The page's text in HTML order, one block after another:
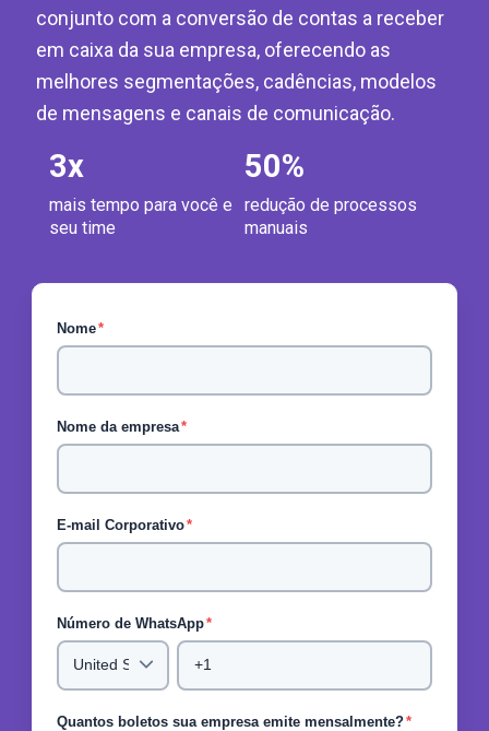
conjunto com a conversão de contas a receber
em caixa da sua empresa, oferecendo as
melhores segmentações, cadências, modelos
de mensagens e canais de comunicação.
3x
mais tempo para você e
seu time
50%
redução de processos
manuais
Nome*
Nome da empresa*
E-mail Corporativo*
Número de WhatsApp*
Quantos boletos sua empresa emite mensalmente?*